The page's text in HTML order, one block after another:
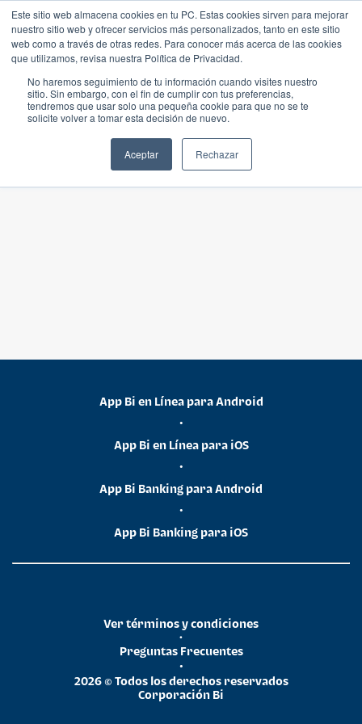
Este sitio web almacena cookies en tu PC. Estas cookies sirven para mejorar
nuestro sitio web y ofrecer servicios más personalizados, tanto en este sitio
web como a través de otras redes. Para conocer más acerca de las cookies
que utilizamos, revisa nuestra Política de Privacidad.
No haremos seguimiento de tu información cuando visites nuestro
sitio. Sin embargo, con el fin de cumplir con tus preferencias,
tendremos que usar solo una pequeña cookie para que no se te
solicite volver a tomar esta decisión de nuevo.
Aceptar Rechazar
App Bi en Línea para Android
•
App Bi en Línea para iOS
•
App Bi Banking para Android
•
App Bi Banking para iOS
2026 © Todos los derechos reservados
Corporación Bi
•
Preguntas Frecuentes
•
Ver términos y condiciones